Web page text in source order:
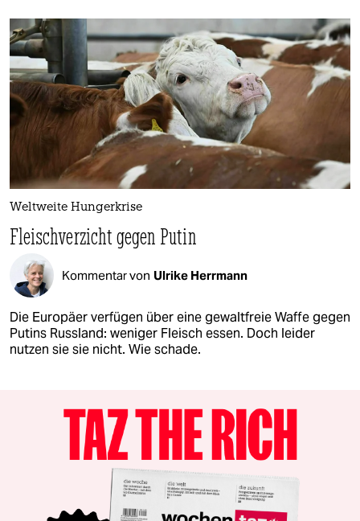
Weltweite Hungerkrise
Fleischverzicht gegen Putin
Kommentar von Ulrike Herrmann
Die Europäer verfügen über eine gewaltfreie Waffe gegen
Putins Russland: weniger Fleisch essen. Doch leider
nutzen sie sie nicht. Wie schade.